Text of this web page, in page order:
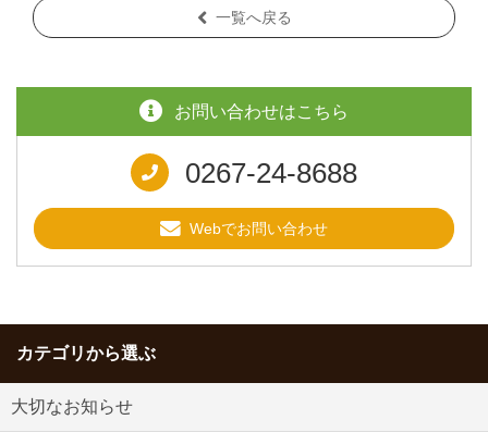
一覧へ戻る
お問い合わせはこちら
0267-24-8688
Webでお問い合わせ
カテゴリから選ぶ
大切なお知らせ